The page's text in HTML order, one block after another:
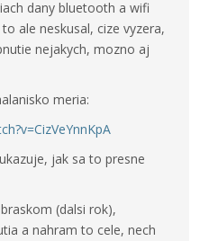
dany bluetooth a wifi
ale neskusal, cize vyzera,
nejakych, mozno aj
meria:
jak sa to presne
(dalsi rok),
a nahram to cele, nech